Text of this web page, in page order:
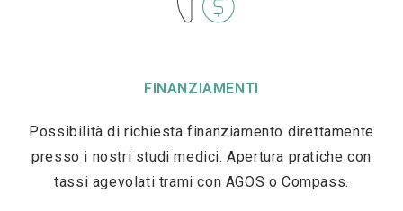
FINANZIAMENTI
Possibilità di richiesta finanziamento direttamente
presso i nostri studi medici. Apertura pratiche con
tassi agevolati trami con AGOS o Compass.